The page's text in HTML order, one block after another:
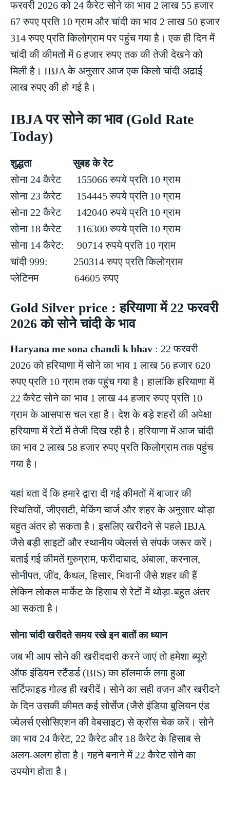
फरवरी 2026 को 24 कैरेट सोने का भाव 2 लाख 55 हजार
67 रुपए प्रति 10 ग्राम और चांदी का भाव 2 लाख 50 हजार
314 रुपए प्रति किलोग्राम पर पहुंच गया है। एक ही दिन में
चांदी की कीमतों में 6 हजार रुपए तक की तेजी देखने को
मिली है। IBJA के अनुसार आज एक किलो चांदी अढाई
लाख रुपए की हो गई है।
IBJA पर सोने का भाव (Gold Rate
Today)
शुद्धता सुबह के रेट
सोना 24 कैरेट 155066 रुपये प्रति 10 ग्राम
सोना 23 कैरेट 154445 रुपये प्रति 10 ग्राम
सोना 22 कैरेट 142040 रुपये प्रति 10 ग्राम
सोना 18 कैरेट 116300 रुपये प्रति 10 ग्राम
सोना 14 कैरेट: 90714 रुपये प्रति 10 ग्राम
चांदी 999: 250314 रुपए प्रति किलोग्राम
प्लेटिनम 64605 रुपए
Gold Silver price : हरियाणा में 22 फरवरी
2026 को सोने चांदी के भाव
Haryana me sona chandi k bhav : 22 फरवरी
2026 को हरियाणा में सोने का भाव 1 लाख 56 हजार 620
रुपए प्रति 10 ग्राम तक पहुंच गया है। हालांकि हरियाणा में
22 कैरेट सोने का भाव 1 लाख 44 हजार रुपए प्रति 10
ग्राम के आसपास चल रहा है। देश के बड़े शहरों की अपेक्षा
हरियाणा में रेटों में तेजी दिख रही है। हरियाणा में आज चांदी
का भाव 2 लाख 58 हजार रुपए प्रति किलोग्राम तक पहुंच
गया है।
यहां बता दें कि हमारे द्वारा दी गई कीमतों में बाजार की
स्थितियों, जीएसटी, मेकिंग चार्ज और शहर के अनुसार थोड़ा
बहुत अंतर हो सकता है। इसलिए खरीदने से पहले IBJA
जैसे बड़ी साइटों और स्थानीय ज्वेलर्स से संपर्क जरूर करें।
बताई गई कीमतें गुरुग्राम, फरीदाबाद, अंबाला, करनाल,
सोनीपत, जींद, कैथल, हिसार, भिवानी जैसे शहर की हैं
लेकिन लोकल मार्केट के हिसाब से रेटों में थोड़ा-बहुत अंतर
आ सकता है।
सोना चांदी खरीदते समय रखे इन बातों का ध्यान
जब भी आप सोने की खरीददारी करने जाएं तो हमेशा ब्यूरो
ऑफ इंडियन स्टैंडर्ड (BIS) का हॉलमार्क लगा हुआ
सर्टिफाइड गोल्ड ही खरीदें। सोने का सही वजन और खरीदने
के दिन उसकी कीमत कई सोर्सेज (जैसे इंडिया बुलियन एंड
ज्वेलर्स एसोसिएशन की वेबसाइट) से क्रॉस चेक करें। सोने
का भाव 24 कैरेट, 22 कैरेट और 18 कैरेट के हिसाब से
अलग-अलग होता है। गहने बनाने में 22 कैरेट सोने का
उपयोग होता है।